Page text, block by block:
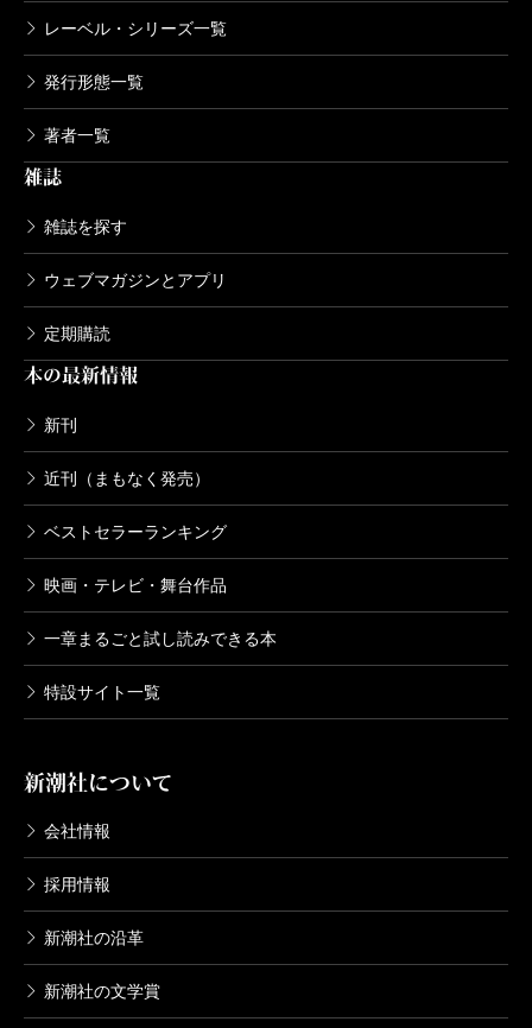
レーベル・シリーズ一覧
発行形態一覧
著者一覧
雑誌
雑誌を探す
ウェブマガジンとアプリ
定期購読
本の最新情報
新刊
近刊（まもなく発売）
ベストセラーランキング
映画・テレビ・舞台作品
一章まるごと試し読みできる本
特設サイト一覧
新潮社について
会社情報
採用情報
新潮社の沿革
新潮社の文学賞